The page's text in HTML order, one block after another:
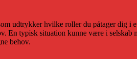
udtrykker hvilke roller du påtager dig
En typisk situation kunne være i
behov.